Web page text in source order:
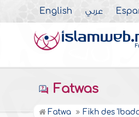
English عربي
Fatwas
Fatwa Fikh des